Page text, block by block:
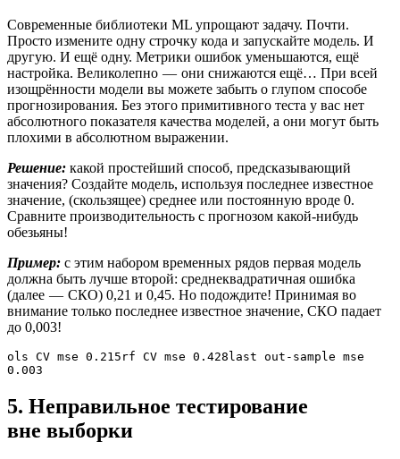
Современные библиотеки ML упрощают задачу. Почти.
Просто измените одну строчку кода и запускайте модель. И
другую. И ещё одну. Метрики ошибок уменьшаются, ещё
настройка. Великолепно — они снижаются ещё… При всей
изощрённости модели вы можете забыть о глупом способе
прогнозирования. Без этого примитивного теста у вас нет
абсолютного показателя качества моделей, а они могут быть
плохими в абсолютном выражении.
Решение: какой простейший способ, предсказывающий
значения? Создайте модель, используя последнее известное
значение, (скользящее) среднее или постоянную вроде 0.
Сравните производительность с прогнозом какой-нибудь
обезьяны!
Пример: с этим набором временных рядов первая модель
должна быть лучше второй: среднеквадратичная ошибка
(далее — СКО) 0,21 и 0,45. Но подождите! Принимая во
внимание только последнее известное значение, СКО падает
до 0,003!
ols CV mse 0.215rf CV mse 0.428last out-sample mse
0.003
5. Неправильное тестирование
вне выборки